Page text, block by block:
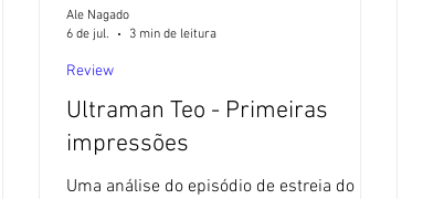
Ultraman Teo - Primeiras
impressões
Uma análise do episódio de estreia do
Review
Ale Nagado
6 de jul.
3 min de leitura